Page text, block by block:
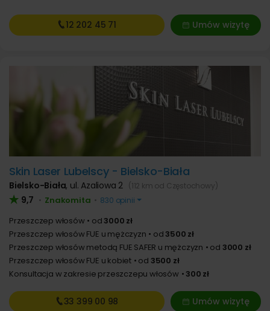
Umów wizytę
12 202 45 71
Skin Laser Lubelscy - Bielsko-Biała
Bielsko-Biała, ul. Azaliowa 2 (112 km od Częstochowy)
9,7 • Znakomita • 830 opinii
Przeszczep włosów od 3000 zł
Przeszczep włosów FUE u mężczyzn
od 3500 zł
Przeszczep włosów metodą FUE SAFER u mężczyzn
od 3000 zł
Przeszczep włosów FUE u kobiet
od 3500 zł
Konsultacja w zakresie przeszczepu włosów
300 zł
Umów wizytę
33 399 00 98